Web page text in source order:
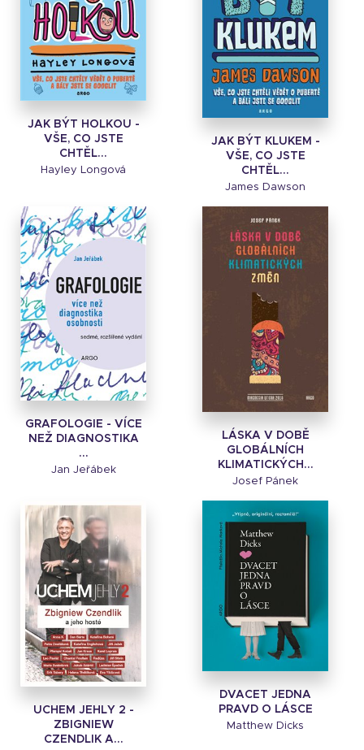
JAK BÝT HOLKOU -
VŠE, CO JSTE
CHTĚL...
Hayley Longová
JAK BÝT KLUKEM -
VŠE, CO JSTE
CHTĚL...
James Dawson
GRAFOLOGIE - VÍCE
NEŽ DIAGNOSTIKA
...
Jan Jeřábek
LÁSKA V DOBĚ
GLOBÁLNÍCH
KLIMATICKÝCH...
Josef Pánek
UCHEM JEHLY 2 -
ZBIGNIEW
CZENDLIK A...
DVACET JEDNA
PRAVD O LÁSCE
Matthew Dicks